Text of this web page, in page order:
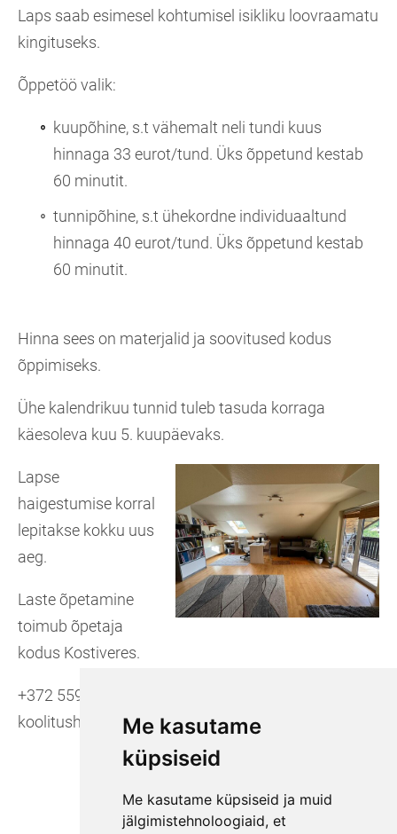
Me kasutame
küpsiseid
Me kasutame küpsiseid ja muid
jälgimistehnoloogiaid, et
Laps saab esimesel kohtumisel isikliku loovraamatu
kingituseks.
Õppetöö valik:
kuupõhine, s.t vähemalt neli tundi kuus
hinnaga 33 eurot/tund. Üks õppetund kestab
60 minutit.
tunnipõhine, s.t ühekordne individuaaltund
hinnaga 40 eurot/tund. Üks õppetund kestab
60 minutit.
Hinna sees on materjalid ja soovitused kodus
õppimiseks.
Ühe kalendrikuu tunnid tuleb tasuda korraga
käesoleva kuu 5. kuupäevaks.
Lapse
haigestumise korral
lepitakse kokku uus
aeg.
Laste õpetamine
toimub õpetaja
kodus Kostiveres.
+372 5593 8233
koolitushuvi@gmail.com